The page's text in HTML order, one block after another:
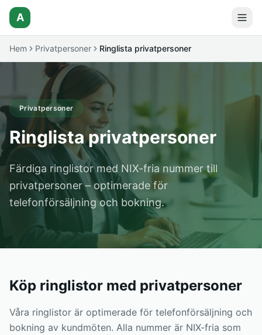
A
Hem Privatpersoner Ringlista privatpersoner
Privatpersoner
Ringlista privatpersoner
Färdiga ringlistor med NIX-fria nummer till
privatpersoner – optimerade för
telefonförsäljning och bokning.
Köp ringlistor med privatpersoner
Våra ringlistor är optimerade för telefonförsäljning och
bokning av kundmöten. Alla nummer är NIX-fria som